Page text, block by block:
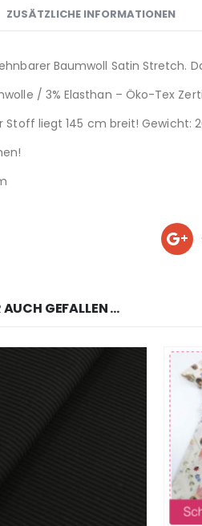
ZUSÄTZLICHE INFORMATIONEN
Baumwoll Satin Stretch.
/ 3% Elasthan – Öko-Tex
Stoff liegt 145 cm breit! Gewicht:
GEFALLEN …